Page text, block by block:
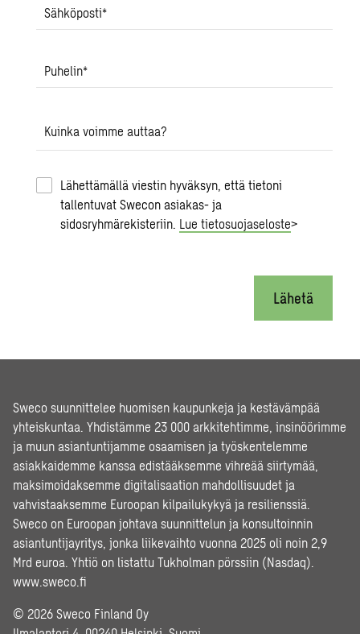
Sähköposti*
Puhelin*
Kuinka voimme auttaa?
Lähettämällä viestin hyväksyn, että tietoni
tallentuvat Swecon asiakas- ja
sidosryhmärekisteriin. Lue tietosuojaseloste>
Lähetä
Sweco suunnittelee huomisen kaupunkeja ja kestävämpää
yhteiskuntaa. Yhdistämme 23 000 arkkitehtimme, insinöörimme
ja muun asiantuntijamme osaamisen ja työskentelemme
asiakkaidemme kanssa edistääksemme vihreää siirtymää,
maksimoidaksemme digitalisaation mahdollisuudet ja
vahvistaaksemme Euroopan kilpailukykyä ja resilienssiä.
Sweco on Euroopan johtava suunnittelun ja konsultoinnin
asiantuntijayritys, jonka liikevaihto vuonna 2025 oli noin 2,9
Mrd euroa. Yhtiö on listattu Tukholman pörssiin (Nasdaq).
www.sweco.fi
© 2026 Sweco Finland Oy